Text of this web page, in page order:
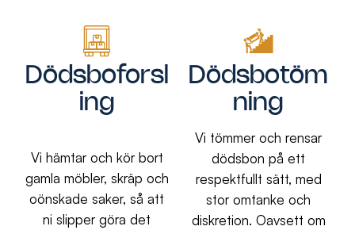
Dödsboforsl
ing
Vi hämtar och kör bort
gamla möbler, skräp och
oönskade saker, så att
ni slipper göra det
Dödsbotöm
ning
Vi tömmer och rensar
dödsbon på ett
respektfullt sätt, med
stor omtanke och
diskretion. Oavsett om